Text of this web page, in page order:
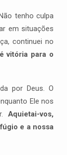
tenho culpa
em situações
continuei no
vitória para o
por Deus. O
Ele nos
Aquietai-vos,
e a nossa